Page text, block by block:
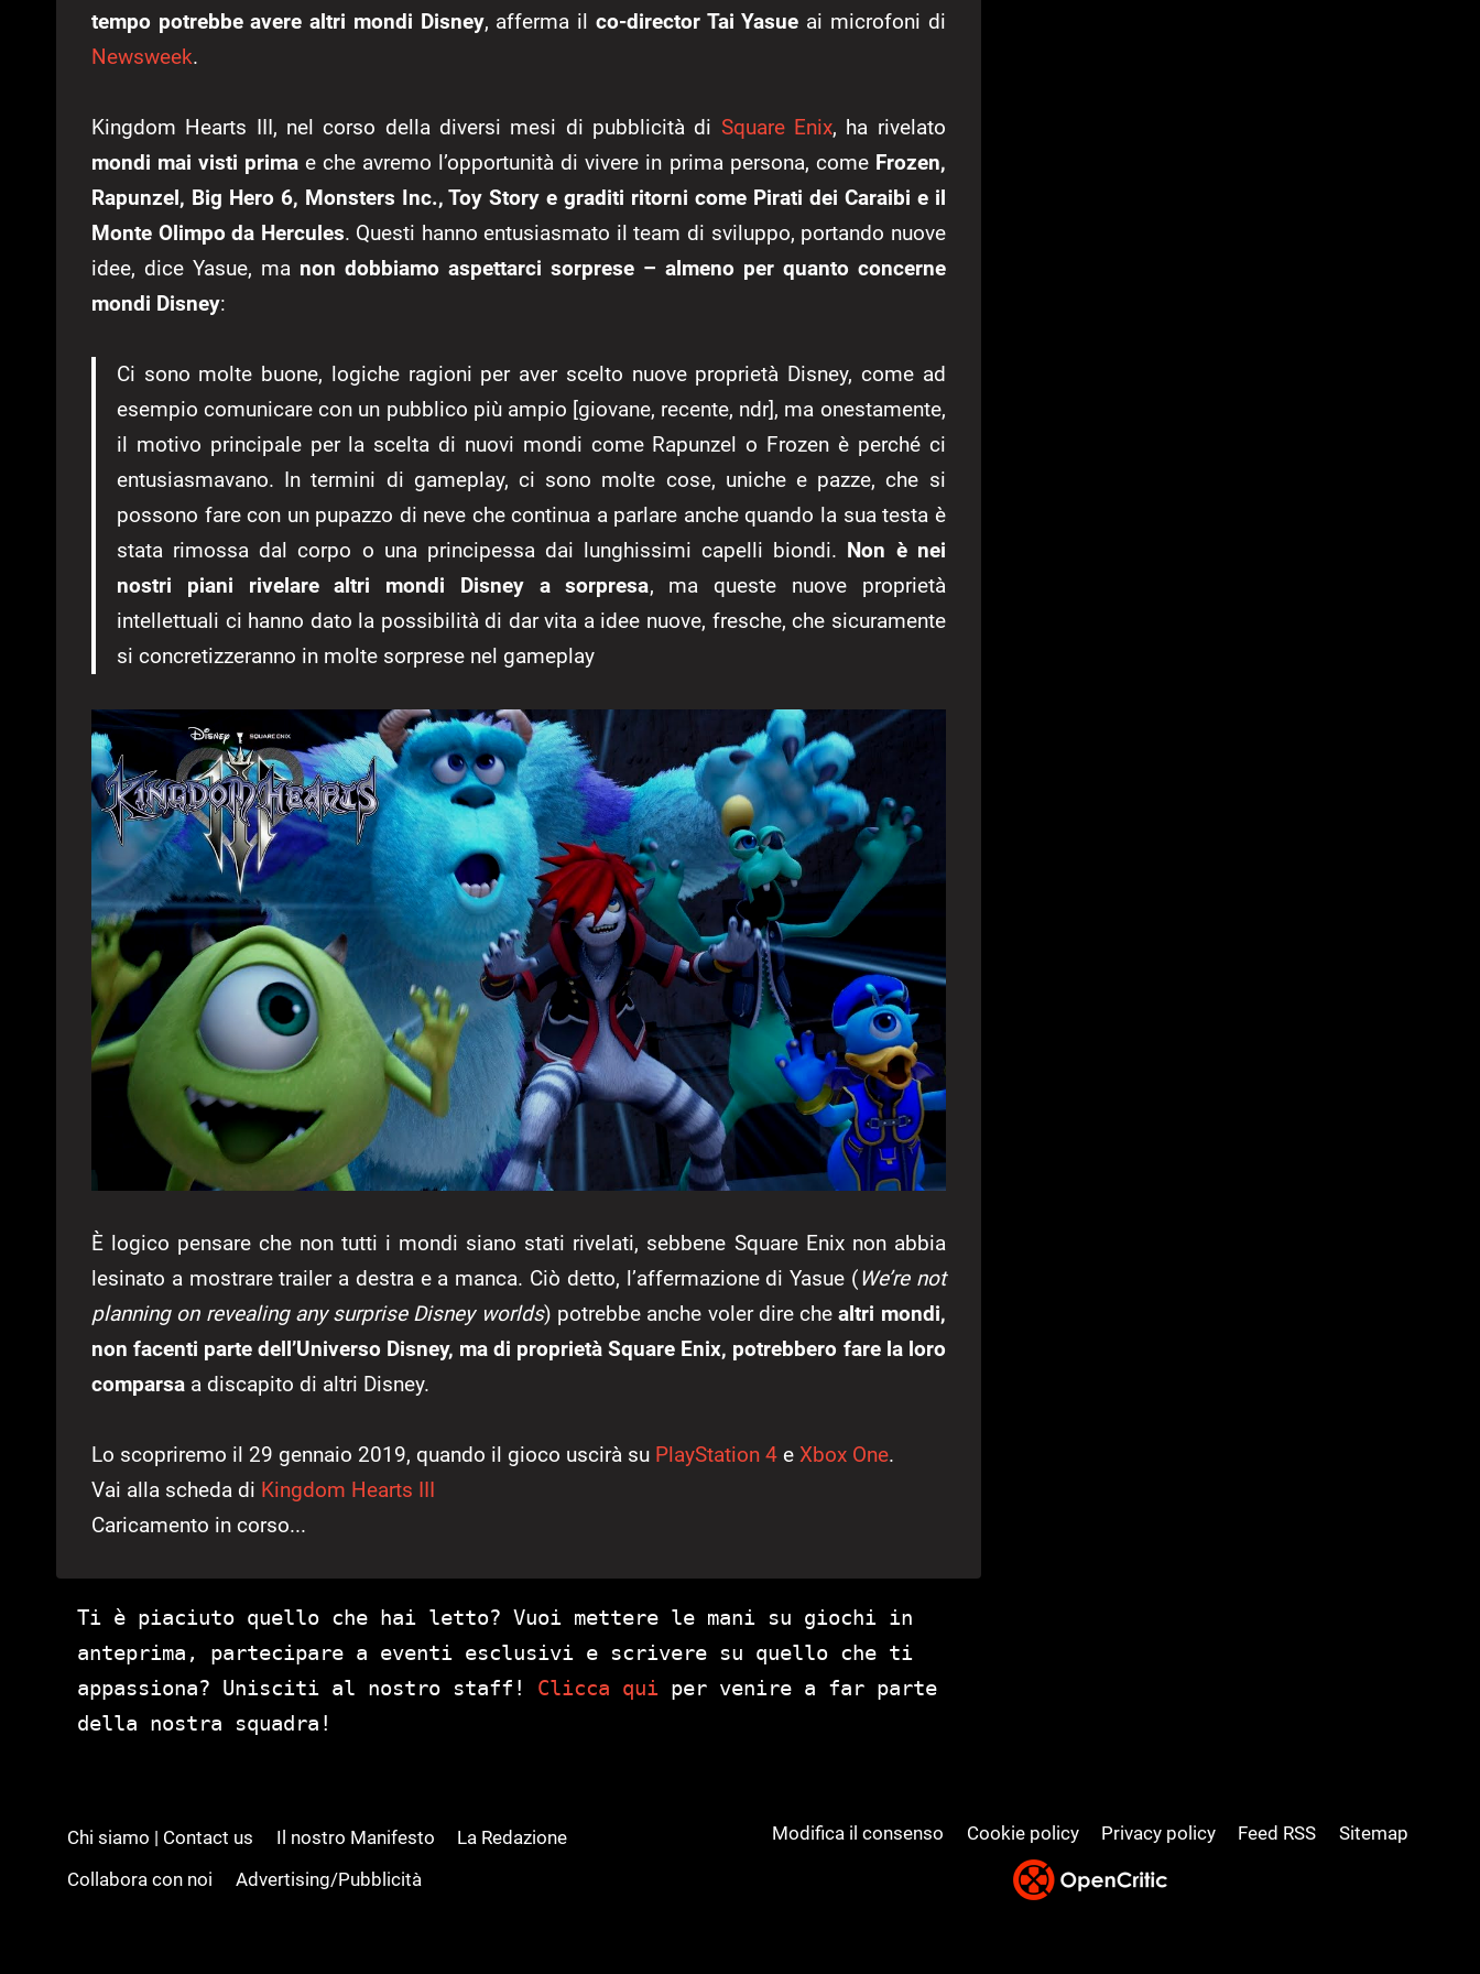
tempo potrebbe avere altri mondi Disney, afferma il co-director Tai Yasue ai microfoni di
Newsweek.
Kingdom Hearts III, nel corso della diversi mesi di pubblicità di Square Enix, ha rivelato
mondi mai visti prima e che avremo l’opportunità di vivere in prima persona, come Frozen,
Rapunzel, Big Hero 6, Monsters Inc., Toy Story e graditi ritorni come Pirati dei Caraibi e il
Monte Olimpo da Hercules. Questi hanno entusiasmato il team di sviluppo, portando nuove
idee, dice Yasue, ma non dobbiamo aspettarci sorprese – almeno per quanto concerne
mondi Disney:
Ci sono molte buone, logiche ragioni per aver scelto nuove proprietà Disney, come ad
esempio comunicare con un pubblico più ampio [giovane, recente, ndr], ma onestamente,
il motivo principale per la scelta di nuovi mondi come Rapunzel o Frozen è perché ci
entusiasmavano. In termini di gameplay, ci sono molte cose, uniche e pazze, che si
possono fare con un pupazzo di neve che continua a parlare anche quando la sua testa è
stata rimossa dal corpo o una principessa dai lunghissimi capelli biondi. Non è nei
nostri piani rivelare altri mondi Disney a sorpresa, ma queste nuove proprietà
intellettuali ci hanno dato la possibilità di dar vita a idee nuove, fresche, che sicuramente
si concretizzeranno in molte sorprese nel gameplay
È logico pensare che non tutti i mondi siano stati rivelati, sebbene Square Enix non abbia
lesinato a mostrare trailer a destra e a manca. Ciò detto, l’affermazione di Yasue (We’re not
planning on revealing any surprise Disney worlds) potrebbe anche voler dire chealtri mondi,
non facenti parte dell’Universo Disney, ma di proprietà Square Enix, potrebbero fare la loro
comparsa a discapito di altri Disney.
Lo scopriremo il 29 gennaio 2019, quando il gioco uscirà su PlayStation 4 e Xbox One.
Vai alla scheda di Kingdom Hearts III
Caricamento in corso...
Ti è piaciuto quello che hai letto? Vuoi mettere le mani su giochi in
anteprima, partecipare a eventi esclusivi e scrivere su quello che ti
appassiona? Unisciti al nostro staff! Clicca qui per venire a far parte
della nostra squadra!
Chi siamo | Contact us Il nostro Manifesto
La Redazione
Collabora con noi
Advertising/Pubblicità
Modifica il consenso Cookie policy Privacy policy Feed RSS Sitemap